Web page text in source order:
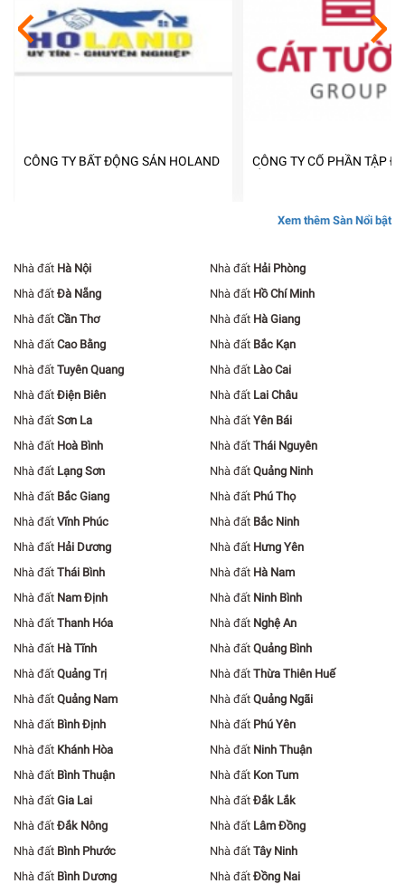
CÔNG TY BẤT ĐỘNG SẢN HOLAND
CÔNG TY CỔ PHẦN TẬP
Xem thêm Sàn Nổi bật
Nhà đất Hà Nội Nhà đất Hải Phòng
Nhà đất Đà Nẵng Nhà đất Hồ Chí Minh
Nhà đất Cần Thơ Nhà đất Hà Giang
Nhà đất Cao Bằng Nhà đất Bắc Kạn
Nhà đất Tuyên Quang Nhà đất Lào Cai
Nhà đất Điện Biên Nhà đất Lai Châu
Nhà đất Sơn La Nhà đất Yên Bái
Nhà đất Hoà Bình Nhà đất Thái Nguyên
Nhà đất Lạng Sơn Nhà đất Quảng Ninh
Nhà đất Bắc Giang Nhà đất Phú Thọ
Nhà đất Vĩnh Phúc Nhà đất Bắc Ninh
Nhà đất Hải Dương Nhà đất Hưng Yên
Nhà đất Thái Bình Nhà đất Hà Nam
Nhà đất Nam Định Nhà đất Ninh Bình
Nhà đất Thanh Hóa Nhà đất Nghệ An
Nhà đất Hà Tĩnh Nhà đất Quảng Bình
Nhà đất Quảng Trị Nhà đất Thừa Thiên Huế
Nhà đất Quảng Nam Nhà đất Quảng Ngãi
Nhà đất Bình Định Nhà đất Phú Yên
Nhà đất Khánh Hòa Nhà đất Ninh Thuận
Nhà đất Bình Thuận Nhà đất Kon Tum
Nhà đất Gia Lai Nhà đất Đắk Lắk
Nhà đất Đắk Nông Nhà đất Lâm Đồng
Nhà đất Bình Phước Nhà đất Tây Ninh
Nhà đất Bình Dương Nhà đất Đồng Nai